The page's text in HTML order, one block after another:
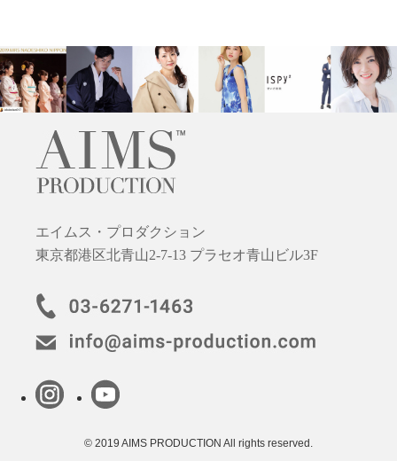
エイムス・プロダクション
東京都港区北青山2-7-13 プラセオ青山ビル3F
© 2019 AIMS PRODUCTION All rights reserved.